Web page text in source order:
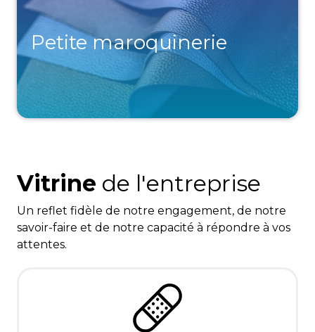
Petite maroquinerie
Vitrine de l'entreprise
Un reflet fidèle de notre engagement, de notre
savoir-faire et de notre capacité à répondre à vos
attentes.